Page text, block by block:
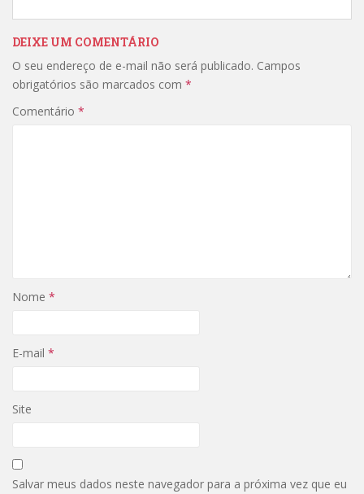
DEIXE UM COMENTÁRIO
O seu endereço de e-mail não será publicado. Campos
obrigatórios são marcados com *
Comentário *
Nome *
E-mail *
Site
Salvar meus dados neste navegador para a próxima vez que eu